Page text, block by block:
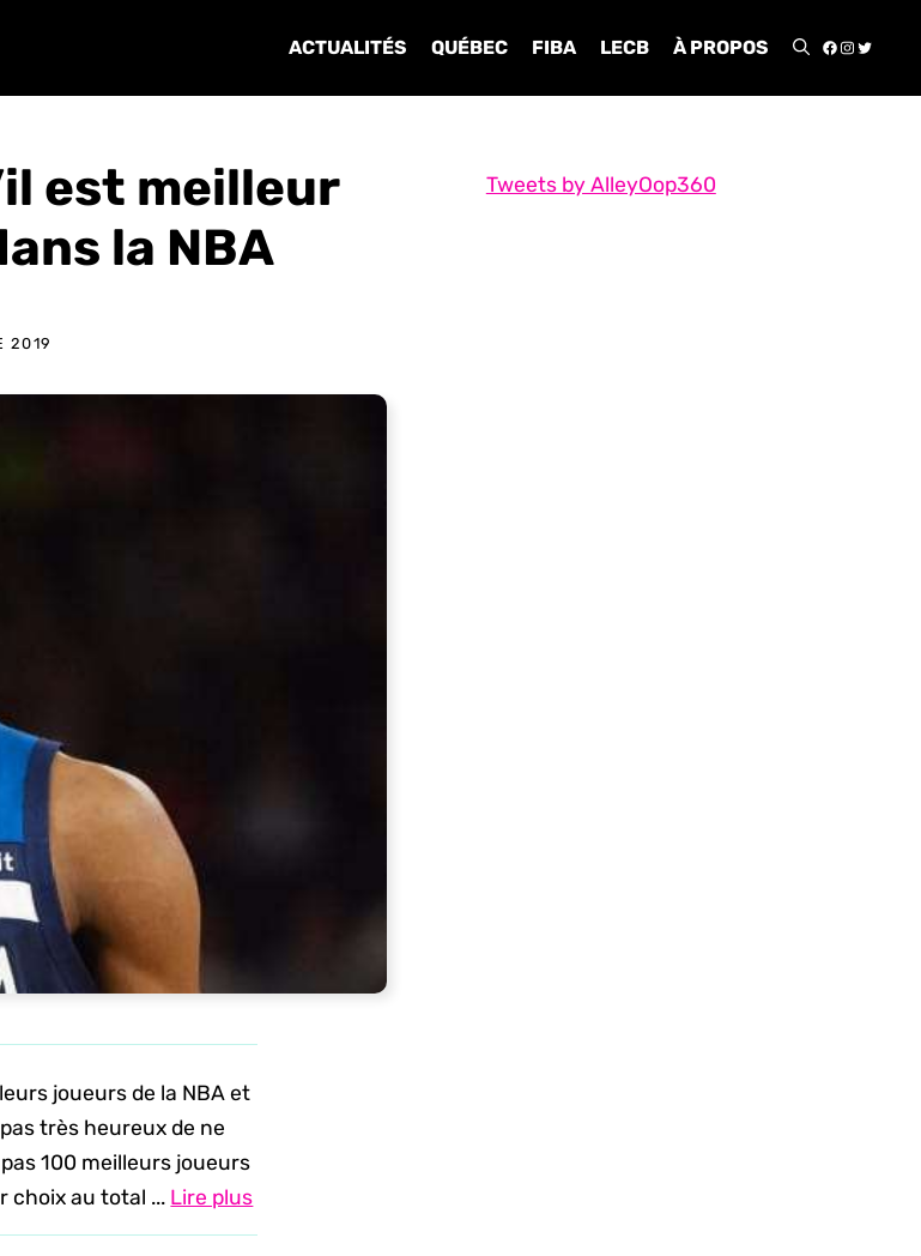
ACTUALITÉS QUÉBEC FIBA LECB À PROPOS
est meilleur
la NBA
2019
joueurs de la NBA et
très heureux de ne
100 meilleurs joueurs
choix au total ... Lire plus
Tweets by AlleyOop360